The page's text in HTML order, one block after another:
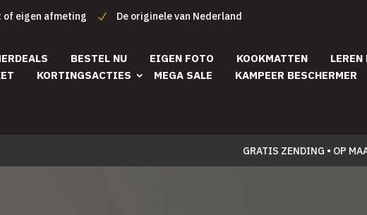
of eigen afmeting De originele van Nederland
BESTEL NU EIGEN FOTO KOOKMATTEN
LEREN
KORTINGSACTIES MEGA SALE KAMPEER BESCHERMER
GRATIS ZENDING • OP